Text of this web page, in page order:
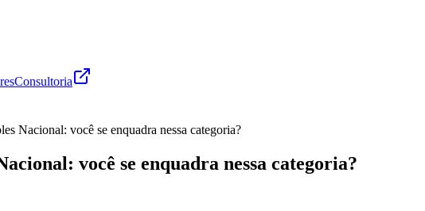
Consultoria
Nacional: você se enquadra nessa categoria?
você se enquadra nessa categoria?